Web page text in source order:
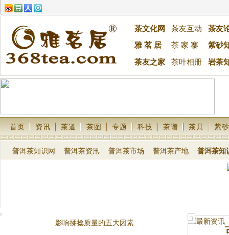
茶文化网 茶友互动
茶友
雅 茗 居
茶 家 寨 紫砂
茶友之家 茶叶相册 岩茶
首页 资讯 茶道 茶图 专题 科技 茶谱 茶具 紫砂
普洱茶知识网 普洱茶资汛 普洱茶市场 普洱茶产地 普洱茶知
影响揉捻质量的五大因素